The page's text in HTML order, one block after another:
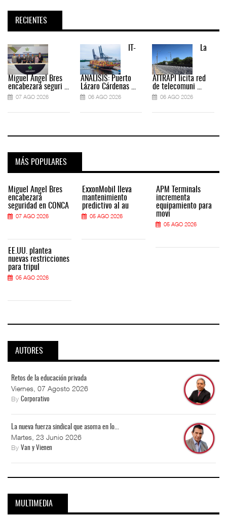
RECIENTES
Miguel Ángel Bres
encabezará seguri ...
07 AGO 2026
IT-
ANÁLISIS: Puerto
Lázaro Cárdenas ...
06 AGO 2026
La
ATTRAPI licita red
de telecomuni ...
06 AGO 2026
MÁS POPULARES
Miguel Ángel Bres
encabezará
seguridad en CONCA
07 AGO 2026
EE.UU. plantea
nuevas restricciones
para tripul
05 AGO 2026
ExxonMobil lleva
mantenimiento
predictivo al au
05 AGO 2026
APM Terminals
incrementa
equipamiento para
movi
05 AGO 2026
AUTORES
Retos de la educación privada
Viernes, 07 Agosto 2026
By Corporativo
La nueva fuerza sindical que asoma en lo...
Martes, 23 Junio 2026
By Van y Vienen
MULTIMEDIA